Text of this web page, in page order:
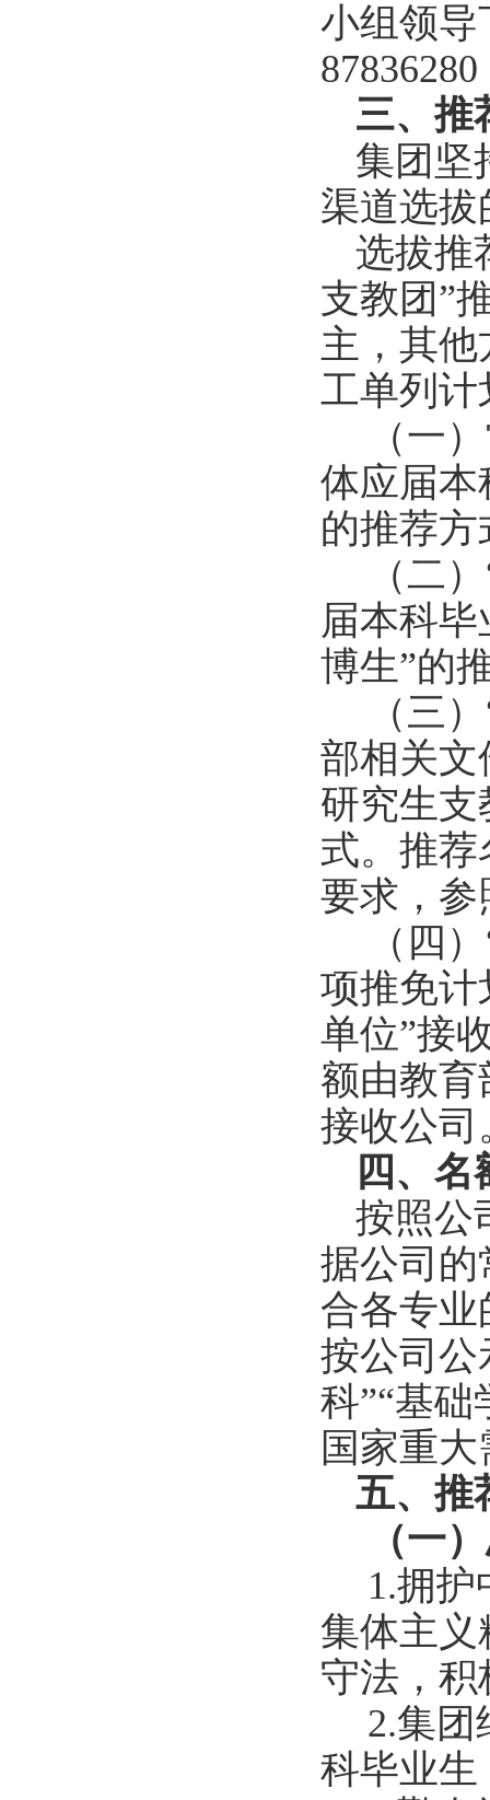
小组领导
87836280
三、推
集团坚
渠道选
选拔推
支教团”
主，其
工单列计
（一
体应届本
的推荐
（二）
届本科
博生”的
（三）
部相关文
研究生支
式。推荐
要求，参
（四）
项推免计
单位”接
额由教育
接收公司
四、名
按照公
据公司的
合各专
按公司公
科”“基础
国家重
五、推
（一
1.拥护
集体主
守法，
2.集团
科毕业生